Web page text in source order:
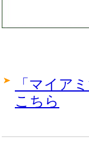
「マイア
こちら